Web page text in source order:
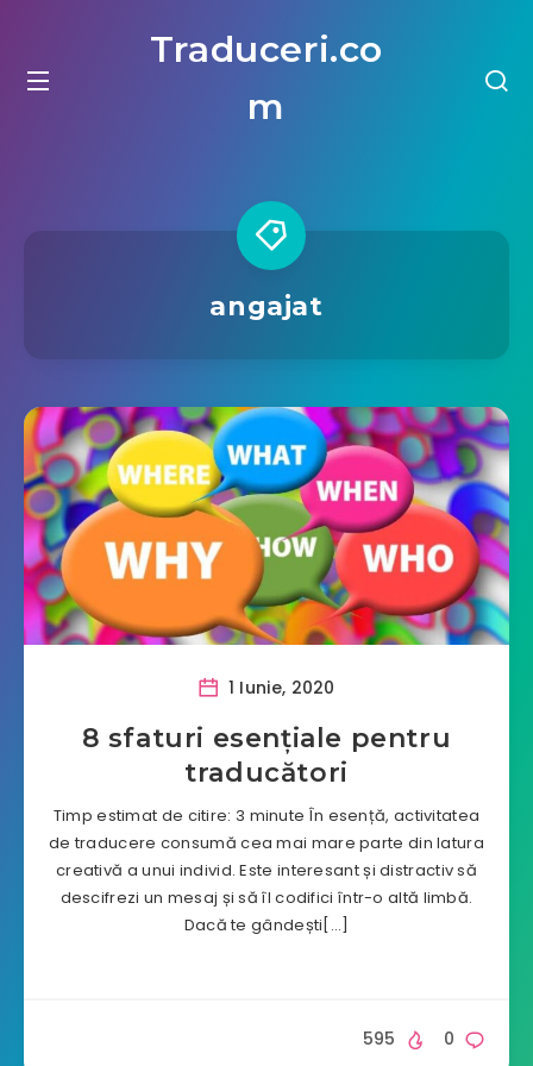
Traduceri.co
m
angajat
1 Iunie, 2020
8 sfaturi esențiale pentru
traducători
Timp estimat de citire: 3 minute În esență, activitatea
de traducere consumă cea mai mare parte din latura
creativă a unui individ. Este interesant și distractiv să
descifrezi un mesaj și să îl codifici într-o altă limbă.
Dacă te gândești[…]
0
595